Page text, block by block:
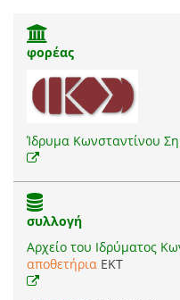
φορέας
Ίδρυμα Κωνσταντίνου
συλλογή
Αρχείο του Ιδρύματος
αποθετήρια EKT